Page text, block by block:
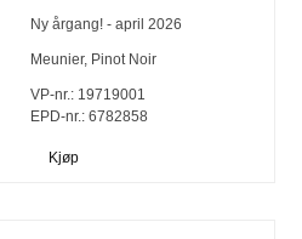
Ny årgang! - april 2026
Meunier, Pinot Noir
VP-nr.:19719001
EPD-nr.: 6782858
Kjøp